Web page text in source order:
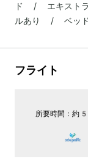
ド / エキスト
ルあり / ベッド
フライト
所要時間： 約